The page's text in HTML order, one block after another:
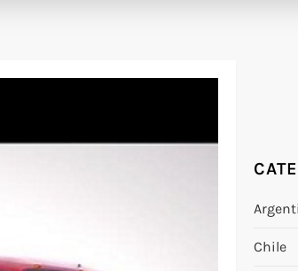
Chile